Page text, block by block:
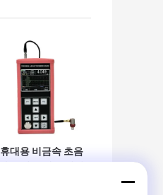
휴대용 비금속 초음